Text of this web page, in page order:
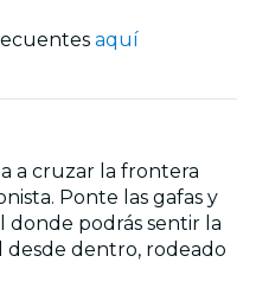
aquí
a cruzar la frontera
Ponte las gafas y
podrás sentir la
dentro, rodeado